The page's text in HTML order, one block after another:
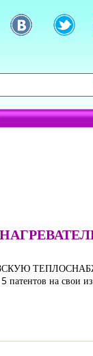
на свои